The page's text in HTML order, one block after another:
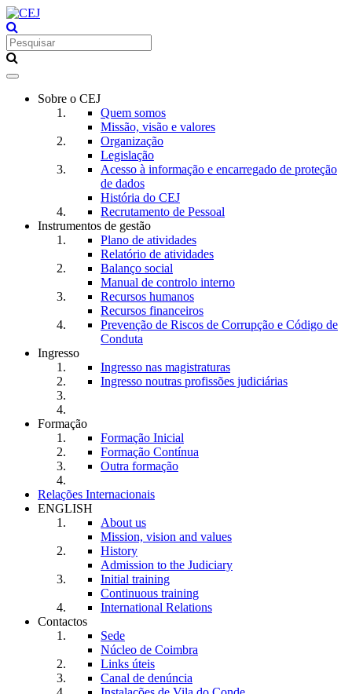
Toggle
navigationSobre o CEJ
Quem somos
Missão, visão e valores
Organização
Legislação
Acesso à informação e encarregado de proteção
de dados
História do CEJ
Recrutamento de Pessoal
Instrumentos de gestão
Plano de atividades
Relatório de atividades
Balanço social
Manual de controlo interno
Recursos humanos
Recursos financeiros
Prevenção de Riscos de Corrupção e Código de
Conduta
Ingresso
Ingresso nas magistraturas
Ingresso noutras profissões judiciárias
Formação
Formação Inicial
Formação Contínua
Outra formação
Relações Internacionais
ENGLISH
About us
Mission, vision and values
History
Admission to the Judiciary
Initial training
Continuous training
International Relations
Contactos
Sede
Núcleo de Coimbra
Links úteis
Canal de denúncia